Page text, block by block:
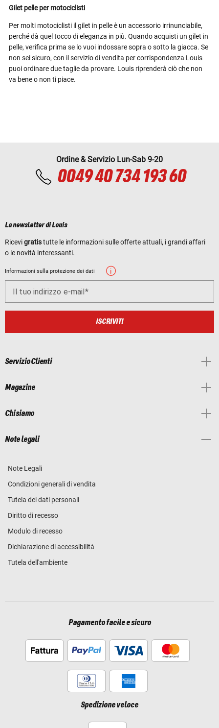
Gilet pelle per motociclisti
Per molti motociclisti il gilet in pelle è un accessorio irrinunciabile,
perché dà quel tocco di eleganza in più. Quando acquisti un gilet in
pelle, verifica prima se lo vuoi indossare sopra o sotto la giacca. Se
non sei sicuro, con il servizio di vendita per corrispondenza Louis
puoi ordinare due taglie da provare. Louis riprenderà ciò che non
va bene o non ti piace.
Ordine & Servizio Lun-Sab 9-20
0049 40 734 193 60
La newsletter di Louis
Ricevigratistutte le informazioni sulle offerte attuali, i grandi affari
o le novità interessanti.
Informazioni sulla protezione dei dati
Il tuo indirizzo e-mail
ISCRIVITI
Servizio Clienti
Magazine
Chi siamo
Note legali
Note Legali
Condizioni generali di vendita
Tutela dei dati personali
Diritto di recesso
Modulo di recesso
Dichiarazione di accessibilità
Tutela dell'ambiente
Pagamento facile e sicuro
Spedizione veloce